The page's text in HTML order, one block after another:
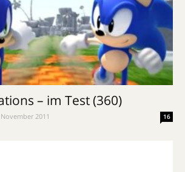
– im Test (360)
2011 16